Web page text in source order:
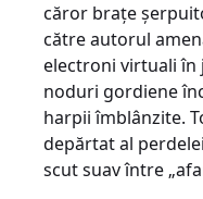
căror braţe
către autorul
electroni virtuali în
noduri gordiene
harpii îmblânzite.
depărtat al
scut suav între